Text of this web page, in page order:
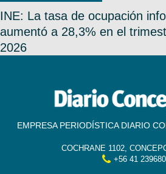
INE: La tasa de ocupación
aumentó a 28,3% en el
2026
EMPRESA PERIODÍSTICA DIARIO
COCHRANE 1102,
+56 41